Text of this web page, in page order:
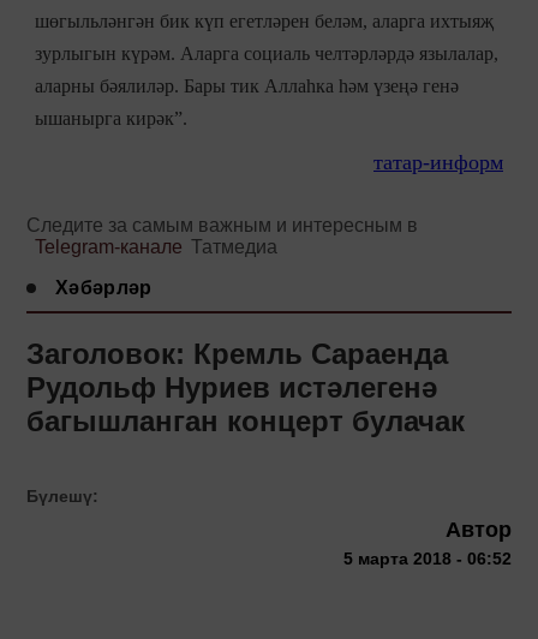
шөгыльләнгән бик күп егетләрен беләм, аларга ихтыяҗ
зурлыгын күрәм. Аларга социаль челтәрләрдә язылалар,
аларны бәялиләр. Бары тик Аллаһка һәм үзеңә генә
ышанырга кирәк”.
татар-информ
Следите за самым важным и интересным в
Telegram-канале Татмедиа
Хәбәрләр
Заголовок: Кремль Сараенда
Рудольф Нуриев истәлегенә
багышланган концерт булачак
Бүлешү:
Автор
5 марта 2018 - 06:52